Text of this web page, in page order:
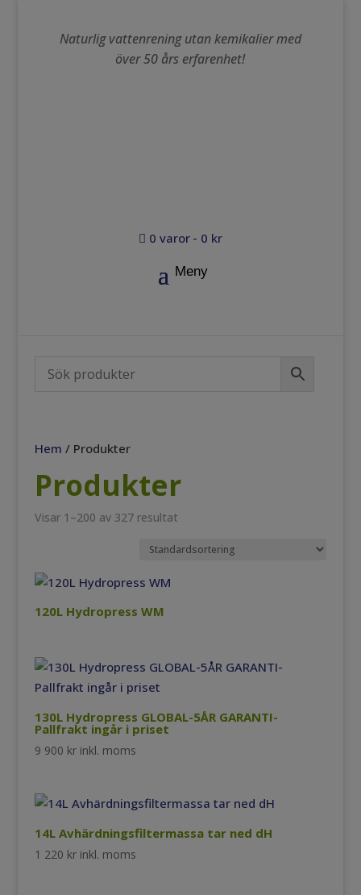
Naturlig vattenrening utan kemikalier med
över 50 års erfarenhet!
0 varor 0 kr
Hem / Produkter
Produkter
Visar 1–200 av 327 resultat
120L Hydropress WM
130L Hydropress GLOBAL-5ÅR GARANTI-
Pallfrakt ingår i priset
9 900 kr inkl. moms
14L Avhärdningsfiltermassa tar ned dH
1 220 kr inkl. moms